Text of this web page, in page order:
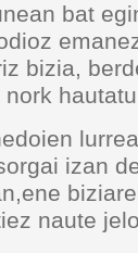
bat
bizia,
izan
naute